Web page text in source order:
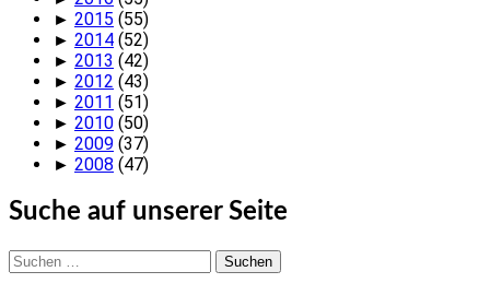
► 2015 (55)
► 2014 (52)
► 2013 (42)
► 2012 (43)
► 2011 (51)
► 2010 (50)
► 2009 (37)
► 2008 (47)
Suche auf unserer Seite
Suchen
nach: